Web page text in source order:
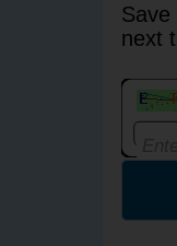
next